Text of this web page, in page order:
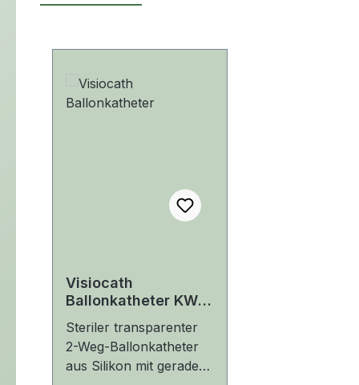
Visiocath
Ballonkatheter KW-
44
Steriler transparenter
2-Weg-Ballonkatheter
aus Silikon mit gerader